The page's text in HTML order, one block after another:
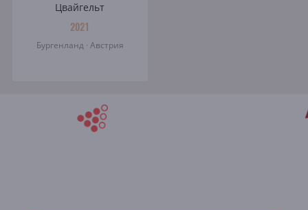
Цвайгельт
2021
Бургенланд · Австрия